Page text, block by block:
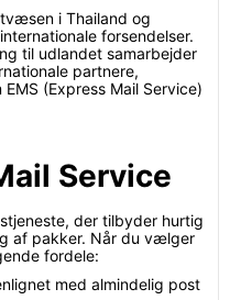
i Thailand og
forsendelser.
til udlandet samarbejder
partnere,
(Express Mail Service)
Service
der tilbyder hurtig
af pakker. Når du vælger
fordele:
med almindelig post